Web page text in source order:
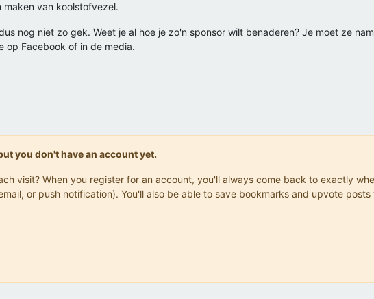
van koolstofvezel.
nog niet zo gek. Weet je al hoe je zo'n sponsor wilt benaderen? Je moet ze
op Facebook of in de media.
you don't have an account yet.
visit? When you register for an account, you'll always come back to exactly
or push notification). You'll also be able to save bookmarks and upvote posts